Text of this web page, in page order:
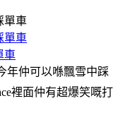
車
年仲可以喺飄雪中踩
裡面仲有超爆笑嘅打